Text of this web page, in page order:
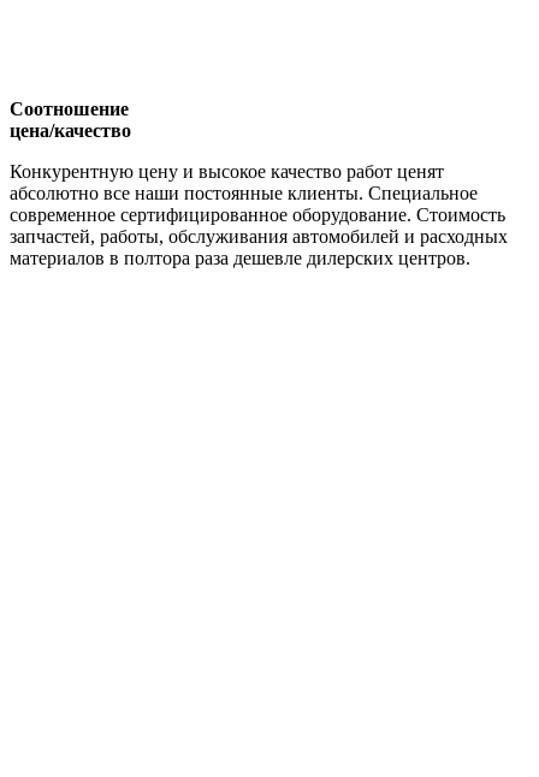
Соотношение
цена/качество
Конкурентную цену и высокое качество работ ценят
абсолютно все наши постоянные клиенты. Специальное
современное сертифицированное оборудование. Стоимость
запчастей, работы, обслуживания автомобилей и расходных
материалов в полтора раза дешевле дилерских центров.